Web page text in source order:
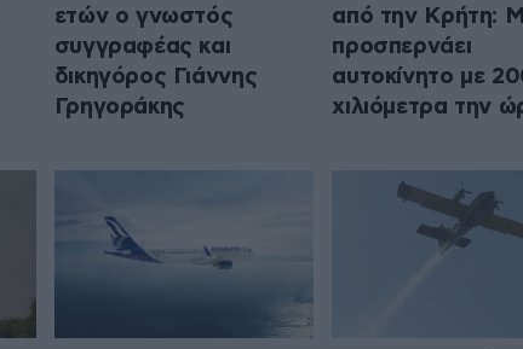
ετών ο γνωστός
συγγραφέας και
δικηγόρος Γιάννης
Γρηγοράκης
από την Κρήτη:
προσπερνάει
αυτοκίνητο με
χιλιόμετρα την